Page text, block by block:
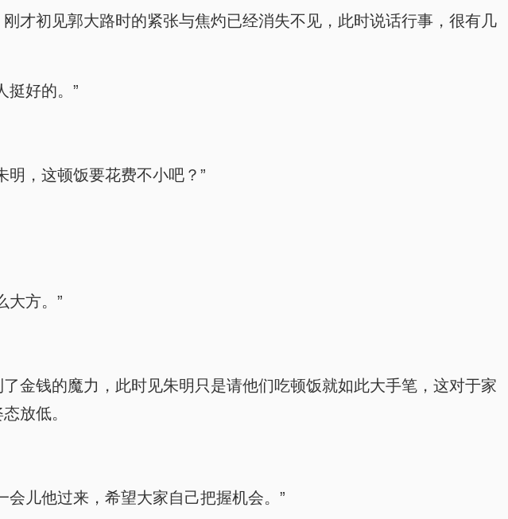
才初见郭大路时的紧张与焦灼已经消失不见，此时说话行事，很有几
挺好的。”
，这顿饭要花费不小吧？”
大方。”
金钱的魔力，此时见朱明只是请他们吃顿饭就如此大手笔，这对于家
放低。
儿他过来，希望大家自己把握机会。”